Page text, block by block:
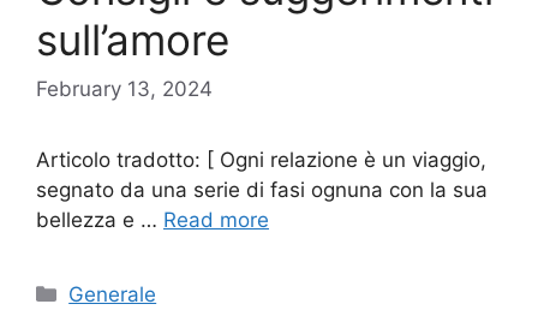
sull’amore
February 13, 2024
Articolo tradotto: [ Ogni relazione è un viaggio,
segnato da una serie di fasi ognuna con la sua
bellezza e … Read more
Categories
Generale